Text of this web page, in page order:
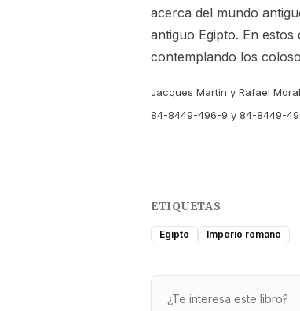
acerca del mundo
antiguo Egipto. En
contemplando los
Jacques Martin y Rafael
84-8449-496-9 y 84-8449-
ETIQUETAS
Egipto Imperio romano
¿Te interesa este libro?